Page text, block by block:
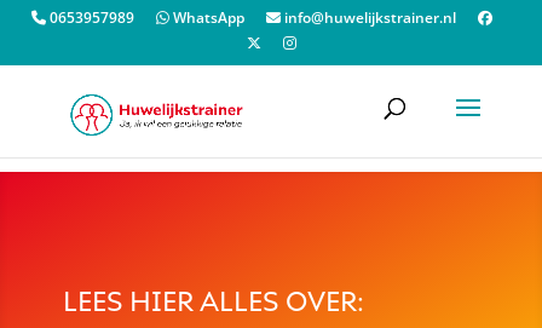
0653957989 WhatsApp info@huwelijkstrainer.nl
LEES HIER ALLES OVER: